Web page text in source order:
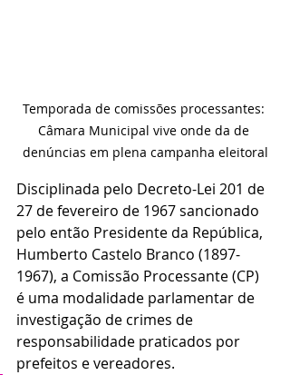
Temporada de comissões processantes:
Câmara Municipal vive onde da de
denúncias em plena campanha eleitoral
Disciplinada pelo Decreto-Lei 201 de
27 de fevereiro de 1967 sancionado
pelo então Presidente da República,
Humberto Castelo Branco (1897-
1967), a Comissão Processante (CP)
é uma modalidade parlamentar de
investigação de crimes de
responsabilidade praticados por
prefeitos e vereadores.